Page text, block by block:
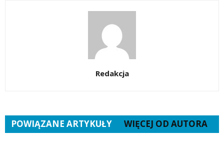
Redakcja
POWIĄZANE ARTYKUŁY WIĘCEJ OD AUTORA